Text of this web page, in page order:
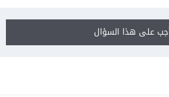
على هذا السؤال